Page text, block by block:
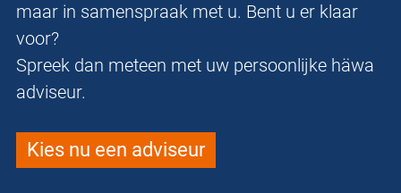
maar in samenspraak met u. Bent u er klaar
voor?
Spreek dan meteen met uw persoonlijke häwa
adviseur.
Kies nu een adviseur